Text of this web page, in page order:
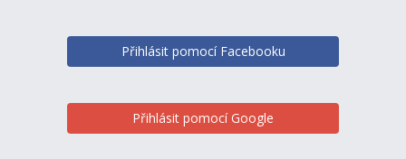
Přihlásit pomocí Facebooku
Přihlásit pomocí Google